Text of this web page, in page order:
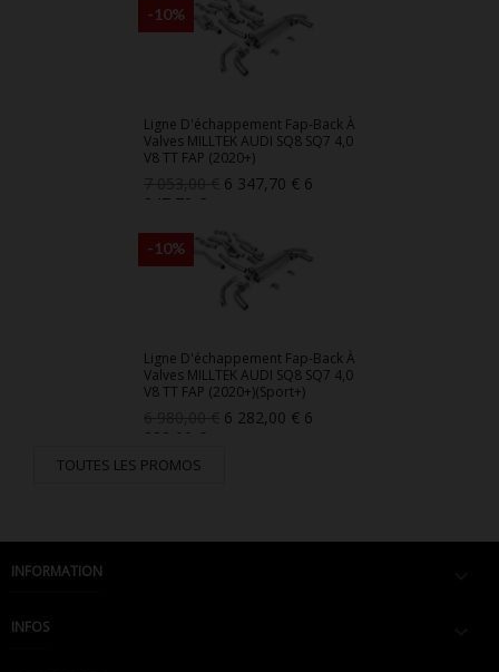
base
Ligne D'échappement Fap-Back À
Valves MILLTEK AUDI SQ8 SQ7 4,0
V8 TT FAP (2020+)
de
Prix
6 347,70 € 6
347,70 €
-10%
Ligne D'échappement Fap-Back À
Valves MILLTEK AUDI SQ8 SQ7 4,0
V8 TT FAP (2020+)(Sport+)
de
base
Prix
6 282,00 € 6
282,00 €
-10%
TOUTES LES PROMOS
INFORMATION
INFOS